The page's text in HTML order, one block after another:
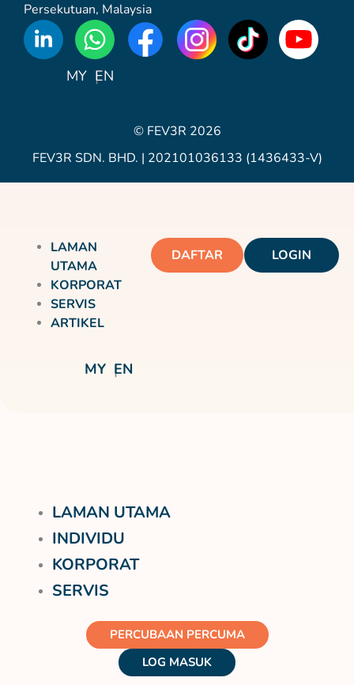
Persekutuan, Malaysia
WhatsApp
Icon
MY EN
© FEV3R 2026
FEV3R SDN. BHD. | 202101036133 (1436433-V)
LAMAN
UTAMA
KORPORAT
SERVIS
ARTIKEL
DAFTAR LOGIN
MY EN
LAMAN UTAMA
INDIVIDU
KORPORAT
SERVIS
PERCUBAAN PERCUMA
LOG MASUK